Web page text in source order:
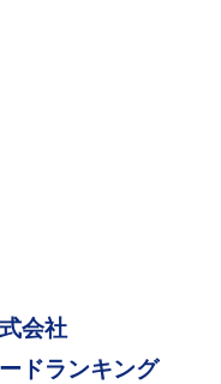
会社
ドランキング